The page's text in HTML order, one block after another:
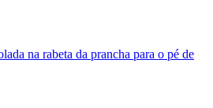
na rabeta da prancha para o pé de